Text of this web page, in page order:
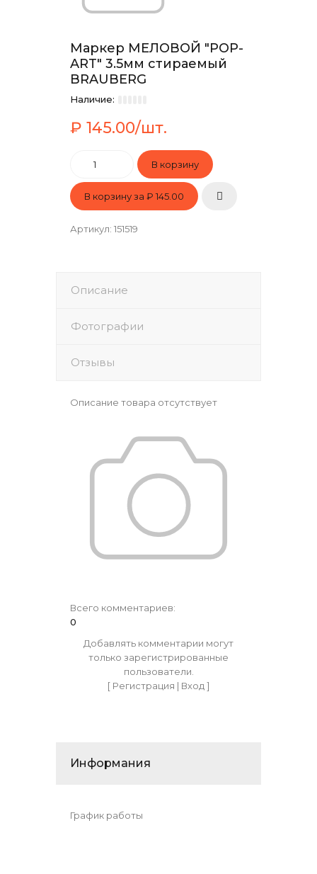
Маркер МЕЛОВОЙ "POP-
ART" 3.5мм стираемый
BRAUBERG
Наличие:
₽ 145.00/шт.
В корзину за ₽ 145.00
Артикул: 151519
Описание
Фотографии
Отзывы
Описание товара отсутствует
Всего комментариев:
0
Добавлять комментарии могут
только зарегистрированные
пользователи.
[ Регистрация | Вход]
Информания
График работы